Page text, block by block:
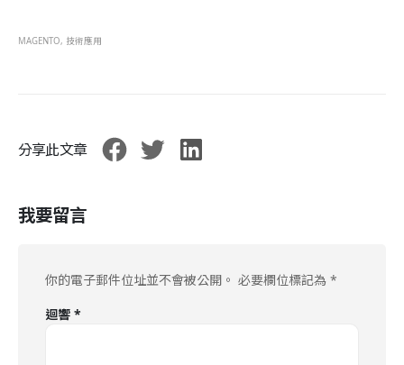
MAGENTO, 技術應用
分享此文章
我要留言
你的電子郵件位址並不會被公開。 必要欄位標記為 *
迴響 *